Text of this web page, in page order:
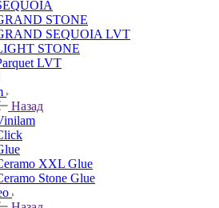
STONE
SEQUOIA LVT
STONE
LVT
Назад
XXL Glue
Stone Glue